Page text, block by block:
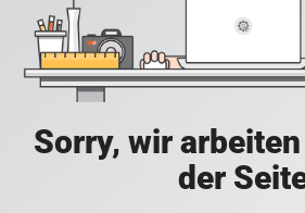
Sorry, wir
der